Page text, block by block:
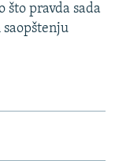
što pravda sada